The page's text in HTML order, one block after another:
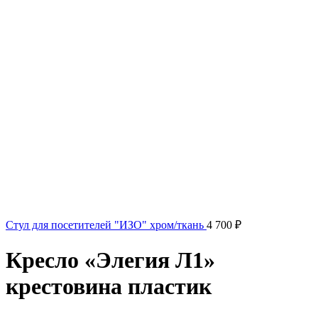
Стул для посетителей "ИЗО" хром/ткань 4 700 ₽
Кресло «Элегия Л1»
крестовина пластик